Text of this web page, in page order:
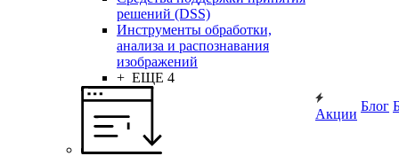
решений (DSS)
Инструменты обработки,
анализа и распознавания
изображений
+ ЕЩЕ 4
Акции
Блог